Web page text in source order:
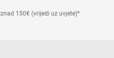
Iznad 150€ (vrijedi uz uvjete)*